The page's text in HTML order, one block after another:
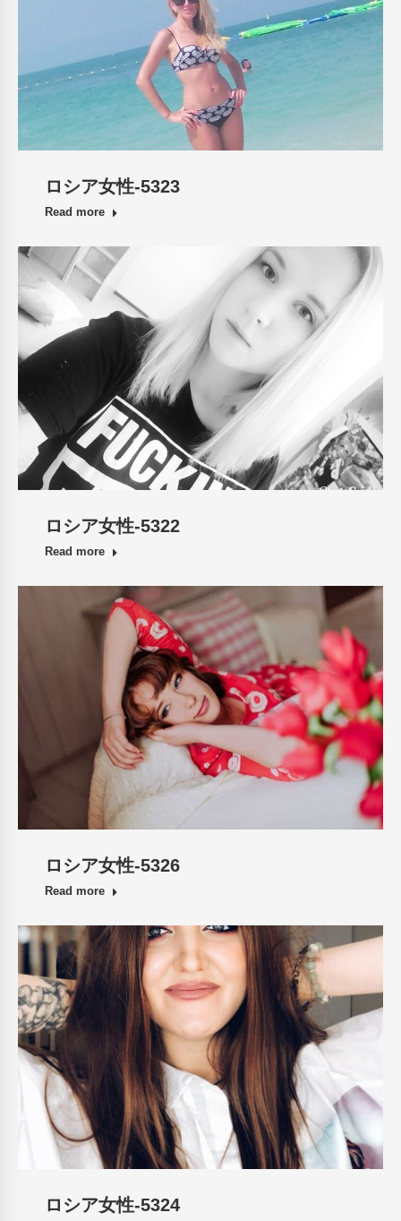
ロシア女性-5323
Read more
ロシア女性-5322
Read more
ロシア女性-5326
Read more
ロシア女性-5324